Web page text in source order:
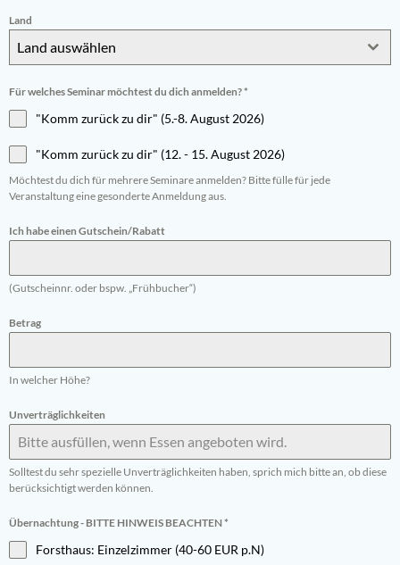
Land
Land auswählen
Für welches Seminar möchtest du dich anmelden?*
"Komm zurück zu dir" (5.-8. August 2026)
"Komm zurück zu dir" (12. - 15. August 2026)
Möchtest du dich für mehrere Seminare anmelden? Bitte fülle für jede
Veranstaltung eine gesonderte Anmeldung aus.
Ich habe einen Gutschein/Rabatt
(Gutscheinnr. oder bspw. „Frühbucher“)
Betrag
In welcher Höhe?
Unverträglichkeiten
Solltest du sehr spezielle Unverträglichkeiten haben, sprich mich bitte an, ob diese
berücksichtigt werden können.
Übernachtung - BITTE HINWEIS BEACHTEN*
Forsthaus: Einzelzimmer (40-60 EUR p.N)